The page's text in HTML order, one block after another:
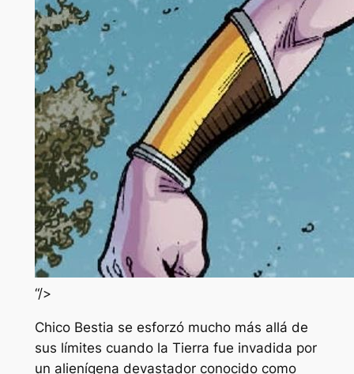
“/>
Chico Bestia se esforzó mucho más allá de
sus límites cuando la Tierra fue invadida por
un alienígena devastador conocido como